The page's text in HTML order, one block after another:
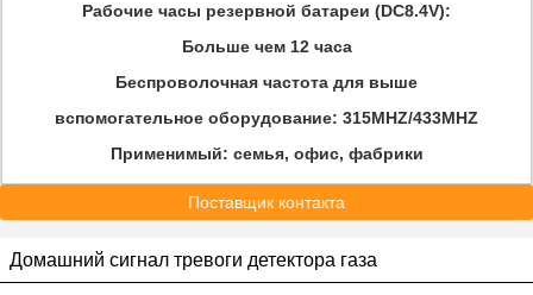
Рабочие часы резервной батареи (DC8.4V):
Больше чем 12 часа
Беспроволочная частота для выше
вспомогательное оборудование: 315MHZ/433MHZ
Применимый: семья, офис, фабрики
Поставщик контакта
Домашний сигнал тревоги детектора газа